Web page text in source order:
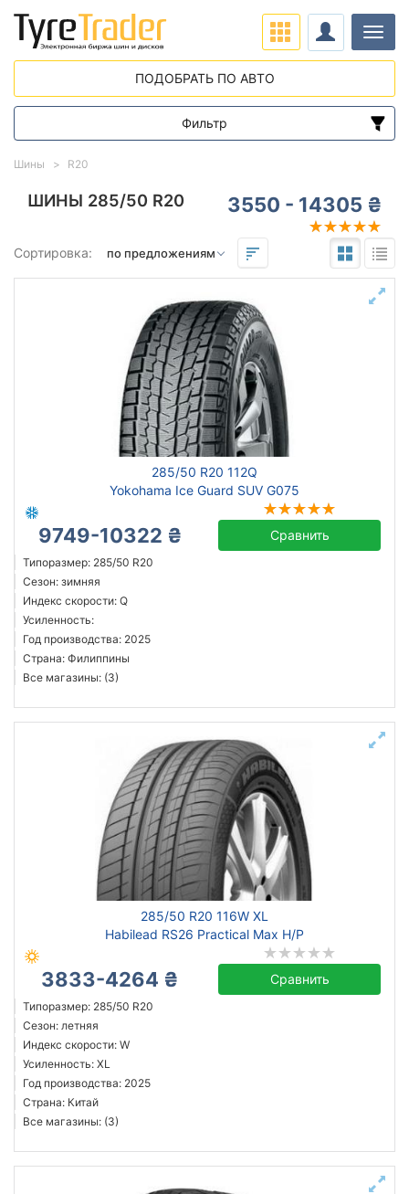
ШИНЫ 285/50 R20 3550 - 14305 ₴
Сортировка:
285/50 R20 112Q
Yokohama Ice Guard SUV G075
9749-10322 ₴ Сравнить
Типоразмер: 285/50 R20
Сезон: зимняя
Индекс скорости: Q
Усиленность:
Год производства: 2025
Страна: Филиппины
Все магазины: (3)
285/50 R20 116W XL
Habilead RS26 Practical Max H/P
3833-4264 ₴ Сравнить
Типоразмер: 285/50 R20
Сезон: летняя
Индекс скорости: W
Усиленность: XL
Год производства: 2025
Страна: Китай
Все магазины: (3)
Шины R20
ПОДОБРАТЬ ПО АВТО
Фильтр
Диапазон цен
от
Подбор по параметрам
285
Triangle
Hankook
Sailun
Goodyear
Bridgestone
Pirelli
Все бренды
Год производства
Страна производства
Подобрать